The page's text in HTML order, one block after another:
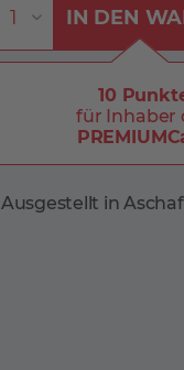
IN DEN
10
für Inhaber
Ausgestellt in